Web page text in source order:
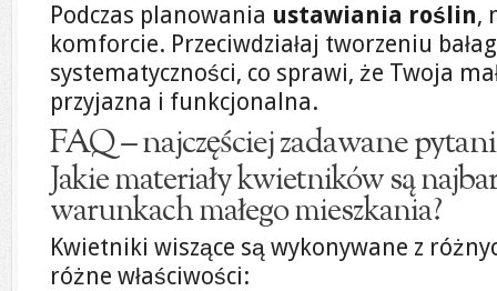
Podczas planowania ustawiania roślin,
komforcie. Przeciwdziałaj tworzeniu
systematyczności, co sprawi, że Twoja
przyjazna i funkcjonalna.
FAQ – najczęściej zadawane
Jakie materiały kwietników są
warunkach małego mieszkania?
Kwietniki wiszące są wykonywane z
różne właściwości: